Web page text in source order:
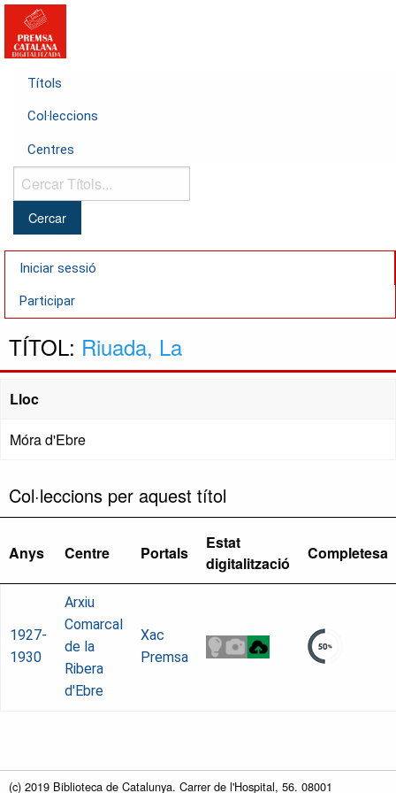
Títols
Col·leccions
Centres
Cercar
Títols...
Iniciar sessió
Participar
TÍTOL: Riuada, La
Lloc
Móra d'Ebre
Col·leccions per aquest títol
Anys Centre Portals
Estat
digitalització
Completesa
1927-
1930
Arxiu
Comarcal
de la
Ribera
d'Ebre
Xac
Premsa
(c) 2019 Biblioteca de Catalunya. Carrer de l'Hospital, 56. 08001